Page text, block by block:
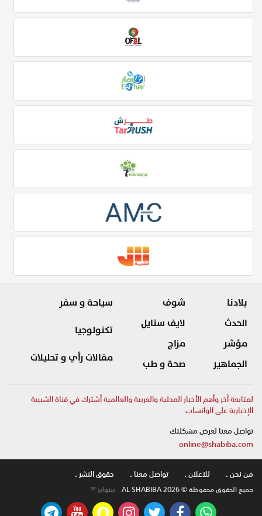
بلادنا
الحدث
مؤشر
الجماهير
شوف
لايف ستايل
مزاج
صحة و طب
سياحة و سفر
تكنولوجيا
مقالات رأي و تحليلات
لمتابعة آخر وأهم الأخبار المحلية والعربية والعالمية أشترك في قناة الشبيبة
الإخبارية على الواتساب
تواصل معنا لعرض مشكلتك
online@shabiba.com
من نحن .
للاعلان . تواصل معنا . حقوق النشر .
جميع الحقوق محفوظة © AL SHABIBA 2026 بيتوايز ™